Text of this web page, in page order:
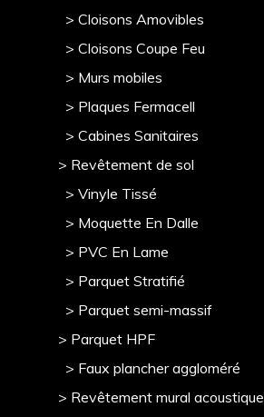
> Cloisons Amovibles
> Cloisons Coupe Feu
> Murs mobiles
> Plaques Fermacell
> Cabines Sanitaires
> Revêtement de sol
> Vinyle Tissé
> Moquette En Dalle
> PVC En Lame
> Parquet Stratifié
> Parquet semi-massif
> Parquet HPF
> Faux plancher aggloméré
> Revêtement mural acoustique